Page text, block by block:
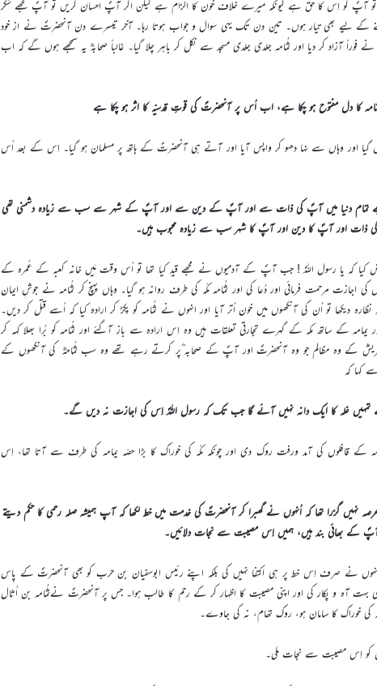
تو آپؐ کو اِس کا حق ہے کیونکہ میرے خلاف خون کا الزام ہے لیکن اگر آپؐ احسان کریں تو آپؐ مجھے شکر
دینے کے لیے بھی تیار ہوں۔ تین دن تک یہی سوال و جواب ہوتا رہا۔ آخر تیسرے دن آنحضرتؐ نے از خود
نے فوراً آزاد کر دیا اور ثُمامہ جلدی جلدی مسجد سے نکل کر باہر چلا گیا۔ غالباً صحابہؓ یہ سمجھے ہوں گے کہ اب
کا دل مفتوح ہو چکا ہے، اب اُس پر آنحضرتؐ کی قوتِ قدسیّہ کا اثر ہو چکا ہے
گیا اور وہاں سے نہا دھو کر واپس آیا اور آتے ہی آنحضرتؐ کے ہاتھ پر مسلمان ہو گیا۔ اِس کے بعد اُس
مجھے تمام دنیا میں آپؐ کی ذات سے اور آپؐ کے دین سے اور آپؐ کے شہر سے سب سے زیادہ دشمنی تھی
ذات اور آپؐ کا دین اور آپؐ کا شہر سب سے زیادہ محبوب ہیں۔
کہ یا رسول اللہؐ ! جب آپؐ کے آدمیوں نے مجھے قید کیا تھا تو اُس وقت مَیں خانہ کعبہ کے عُمرہ کے
مرحمت فرمائی اور دُعا کی اور ثُمامہ مکّہ کی طرف روانہ ہو گیا۔ وہاں پہنچ کر ثُمامہ نے جوشِ ایمان
دیکھا تو اُن کی آنکھوں میں خون اُتر آیا اور انہوں نے ثُمامہ کو پکڑ کر ارادہ کیا کہ اُسے قتل کر دیں۔
کے ساتھ مکہ کے گہرے تجارتی تعلقات ہیں وہ اِس ارادہ سے باز آگئے اور ثُمامہ کو بُرا بھلا کہہ کر
قریش کے وہ مظالم جو وہ آنحضرتؐ اور آپؐ کے صحابہ ؓپر کرتے رہے تھے وہ سب ثُمامہؓ کی آنکھوں کے
کہا کہ
تمہیں غلہ کا ایک دانہ نہیں آئے گا جب تک کہ رسول اللہؐ اِس کی اجازت نہ دیں گے۔
کے قافلوں کی آمد ورفت روک دی اور چونکہ مکّہ کی خوراک کا بڑا حصّہ یمامہ کی طرف سے آتا تھا، اِس
نہیں گزرا تھا کہ اُنہوں نے گھبرا کر آنحضرتؐ کی خدمت میں خط لکھا کہ آپ ہمیشہ صلہ رحمی کا حکم دیتے
کے بھائی بند ہیں، ہمیں اِس مصیبت سے نجات دلائیں۔
نے صرف اِس خط پر ہی اکتفا نہیں کی بلکہ اپنے رئیس ابوسفیان بن حرب کو بھی آنحضرتؐ کے پاس
بہت آہ و پکار کی اور اپنی مصیبت کا اظہار کر کے رحم کا طالب ہوا۔ جس پر آنحضرتؐ نےثُمامہ بن اُثال
کی خوراک کا سامان ہو، روک تھام، نہ کی جاوے۔
کو اِس مصیبت سے نجات ملی۔